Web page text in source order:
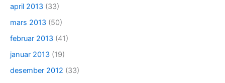
april 2013 (33)
mars 2013 (50)
februar 2013 (41)
januar 2013 (19)
desember 2012 (33)